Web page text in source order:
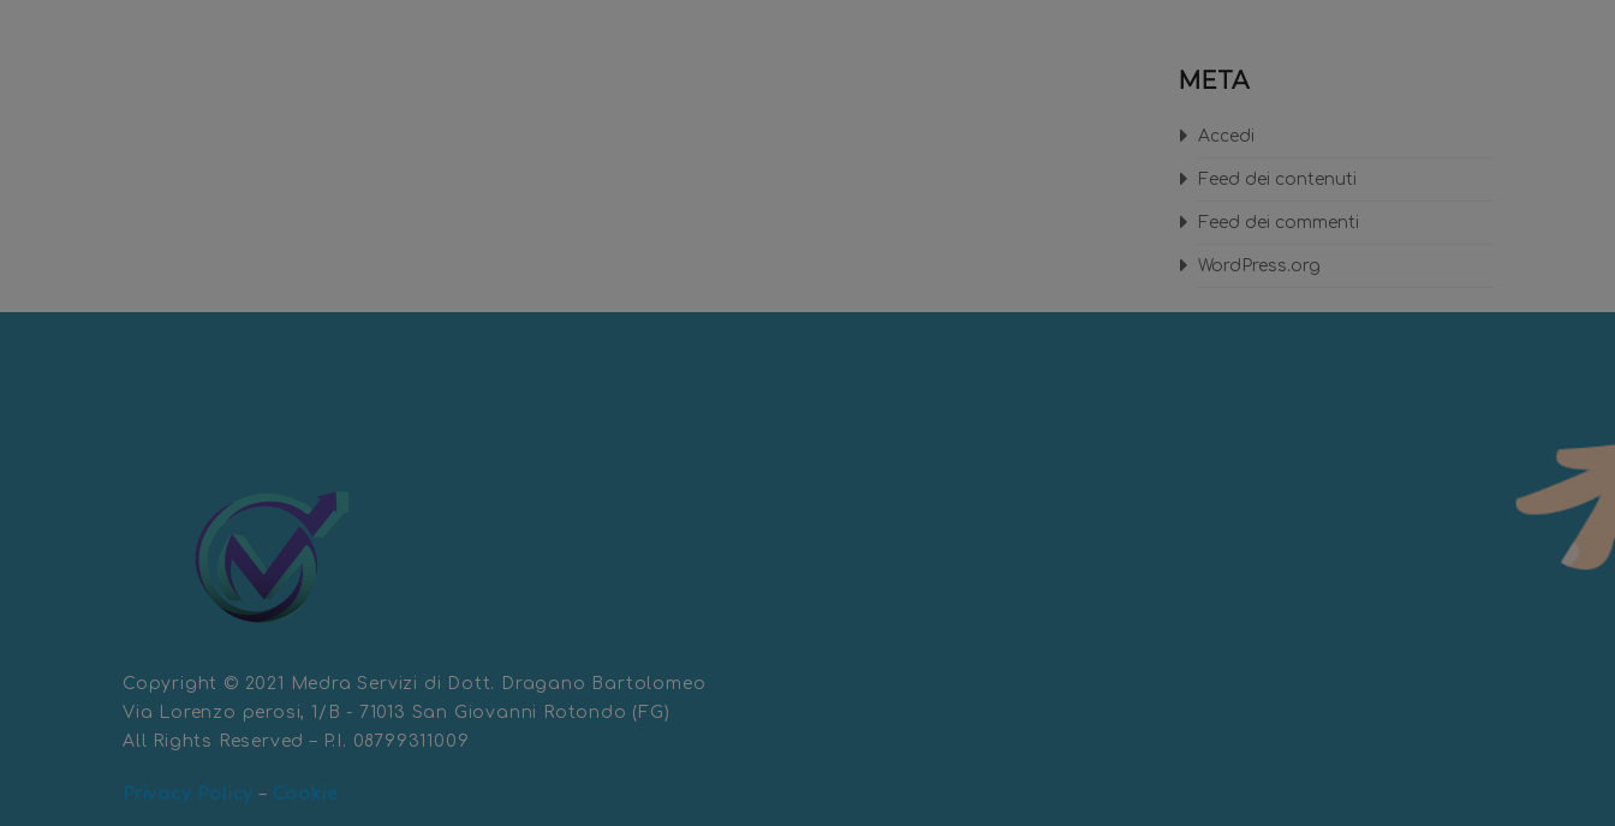
META
Accedi
Feed dei contenuti
Feed dei commenti
WordPress.org
Copyright © 2021 Medra Servizi di Dott. Dragano Bartolomeo
Via Lorenzo perosi, 1/B - 71013 San Giovanni Rotondo (FG)
All Rights Reserved – P.I. 08799311009
Privacy Policy – Cookie